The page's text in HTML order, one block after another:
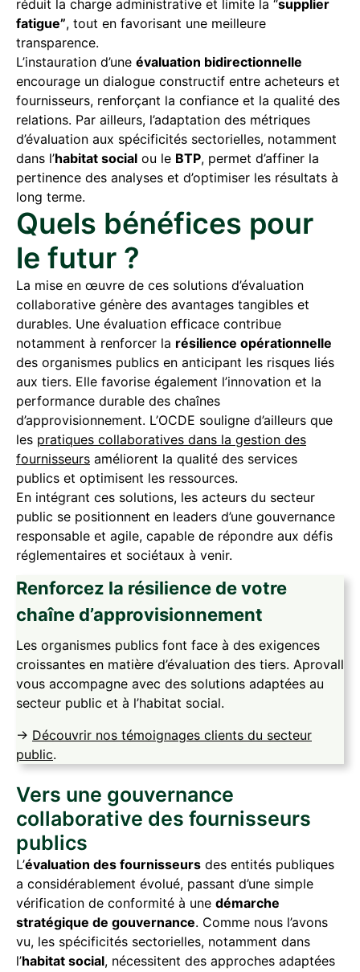
réduit la charge administrative et limite la “supplier
fatigue”, tout en favorisant une meilleure
transparence.
L’instauration d’une évaluation bidirectionnelle
encourage un dialogue constructif entre acheteurs et
fournisseurs, renforçant la confiance et la qualité des
relations. Par ailleurs, l’adaptation des métriques
d’évaluation aux spécificités sectorielles, notamment
dans l’habitat social ou le BTP, permet d’affiner la
pertinence des analyses et d’optimiser les résultats à
long terme.
Quels bénéfices pour
le futur ?
La mise en œuvre de ces solutions d’évaluation
collaborative génère des avantages tangibles et
durables. Une évaluation efficace contribue
notamment à renforcer la résilience opérationnelle
des organismes publics en anticipant les risques liés
aux tiers. Elle favorise également l’innovation et la
performance durable des chaînes
d’approvisionnement. L’OCDE souligne d’ailleurs que
les pratiques collaboratives dans la gestion des
fournisseurs améliorent la qualité des services
publics et optimisent les ressources.
En intégrant ces solutions, les acteurs du secteur
public se positionnent en leaders d’une gouvernance
responsable et agile, capable de répondre aux défis
réglementaires et sociétaux à venir.
Renforcez la résilience de votre
chaîne d’approvisionnement
Les organismes publics font face à des exigences
croissantes en matière d’évaluation des tiers. Aprovall
vous accompagne avec des solutions adaptées au
secteur public et à l’habitat social.
→ Découvrir nos témoignages clients du secteur
public.
Vers une gouvernance
collaborative des fournisseurs
publics
L’évaluation des fournisseurs des entités publiques
a considérablement évolué, passant d’une simple
vérification de conformité à une démarche
stratégique de gouvernance. Comme nous l’avons
vu, les spécificités sectorielles, notamment dans
l’habitat social, nécessitent des approches adaptées